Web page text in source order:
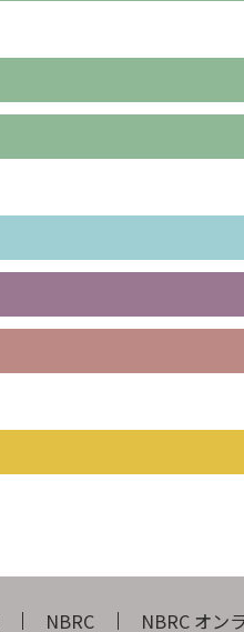
NBRC NBRC オン